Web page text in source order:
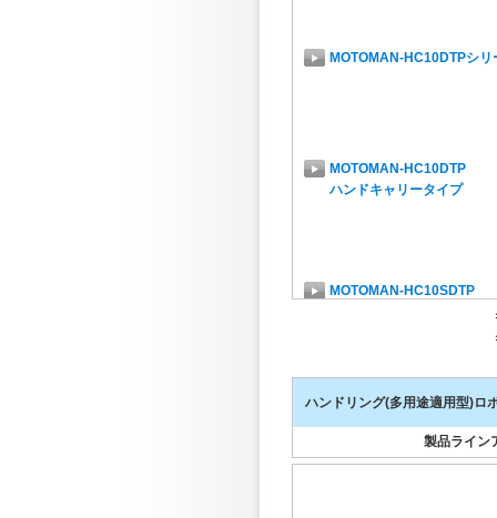
MOTOMAN-HC10DTPシリ
MOTOMAN-HC10DTP
ハンドキャリータイプ
MOTOMAN-HC10SDTP
MOTOMAN-HC20DTP
(防じん・防滴仕様)
ハンドリング(多用途適用型)ロ
製品ライン